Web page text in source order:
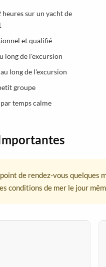
sur un yacht de
et qualifié
long de l'excursion
long de l'excursion
groupe
temps calme
de rendez-vous quelques
conditions de mer le jour